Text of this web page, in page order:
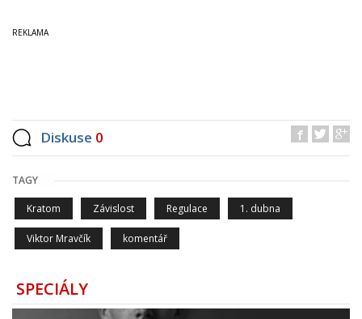
Diskuse 0
TAGY
Kratom Závislost Regulace 1. dubna
Viktor Mravčík komentář
SPECIÁLY